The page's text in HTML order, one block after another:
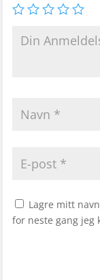
Lagre mitt
for neste gang jeg